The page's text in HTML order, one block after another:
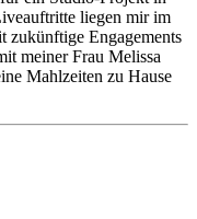
liegen mir im
zukünftige Engagements
meiner Frau Melissa
Mahlzeiten zu Hause